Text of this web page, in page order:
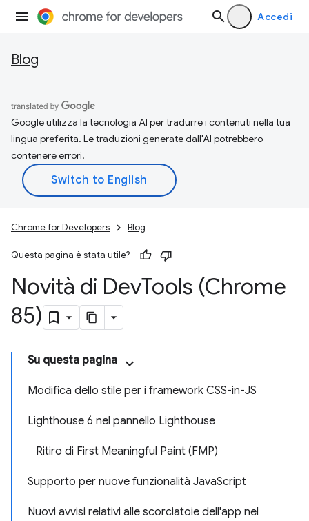
Accedi
Blog
Google utilizza la tecnologia AI per tradurre i contenuti nella tua
lingua preferita. Le traduzioni generate dall'AI potrebbero
contenere errori.
Chrome for Developers Blog
Questa pagina è stata utile?
Novità di DevTools (Chrome
85)
Su questa pagina
Modifica dello stile per i framework CSS-in-JS
Lighthouse 6 nel pannello Lighthouse
Ritiro di First Meaningful Paint (FMP)
Supporto per nuove funzionalità JavaScript
Nuovi avvisi relativi alle scorciatoie dell'app nel